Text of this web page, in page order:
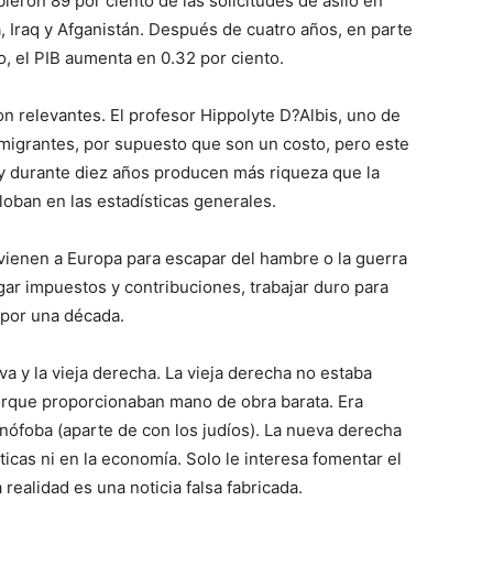
y Afganistán. Después de cuatro años, en parte
el PIB aumenta en 0.32 por ciento.
relevantes. El profesor Hippolyte D?Albis, uno de
por supuesto que son un costo, pero este
diez años producen más riqueza que la
en las estadísticas generales.
a Europa para escapar del hambre o la guerra
impuestos y contribuciones, trabajar duro para
una década.
y la vieja derecha. La vieja derecha no estaba
proporcionaban mano de obra barata. Era
(aparte de con los judíos). La nueva derecha
ni en la economía. Solo le interesa fomentar el
es una noticia falsa fabricada.